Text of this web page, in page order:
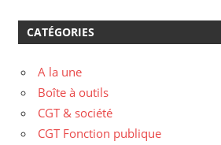
CATÉGORIES
A la une
Boîte à outils
CGT & société
CGT Fonction publique